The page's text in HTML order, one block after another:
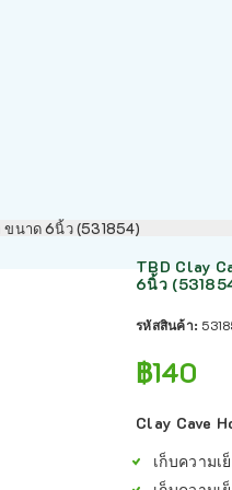
ขนาด 6นิ้ว (531854)
TBD Clay
6นิ้ว
รหัสสินค้า:
฿140
Clay Cave
เก็บความเ